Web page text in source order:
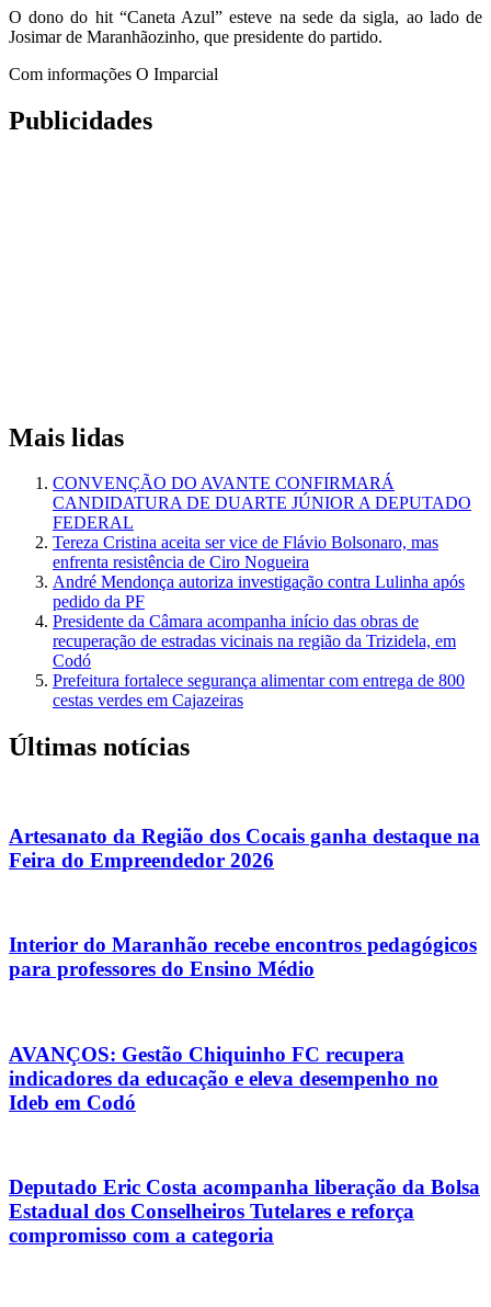
O dono do hit “Caneta Azul” esteve na sede da sigla, ao lado de
Josimar de Maranhãozinho, que presidente do partido.
Com informações O Imparcial
Publicidades
Mais lidas
CONVENÇÃO DO AVANTE CONFIRMARÁ
CANDIDATURA DE DUARTE JÚNIOR A DEPUTADO
FEDERAL
Tereza Cristina aceita ser vice de Flávio Bolsonaro, mas
enfrenta resistência de Ciro Nogueira
André Mendonça autoriza investigação contra Lulinha após
pedido da PF
Presidente da Câmara acompanha início das obras de
recuperação de estradas vicinais na região da Trizidela, em
Codó
Prefeitura fortalece segurança alimentar com entrega de 800
cestas verdes em Cajazeiras
Últimas notícias
Artesanato da Região dos Cocais ganha destaque na
Feira do Empreendedor 2026
Interior do Maranhão recebe encontros pedagógicos
para professores do Ensino Médio
AVANÇOS: Gestão Chiquinho FC recupera
indicadores da educação e eleva desempenho no
Ideb em Codó
Deputado Eric Costa acompanha liberação da Bolsa
Estadual dos Conselheiros Tutelares e reforça
compromisso com a categoria